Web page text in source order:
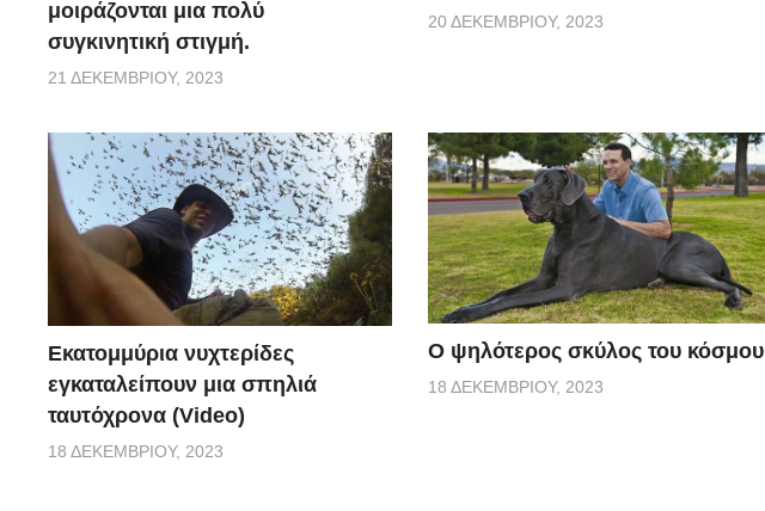
μοιράζονται μια πολύ
συγκινητική στιγμή.
21 ΔΕΚΕΜΒΡΊΟΥ, 2023
20 ΔΕΚΕΜΒΡΊΟΥ, 2023
Εκατομμύρια νυχτερίδες
εγκαταλείπουν μια σπηλιά
ταυτόχρονα (Video)
18 ΔΕΚΕΜΒΡΊΟΥ, 2023
Ο ψηλότερος σκύλος του κόσμου
18 ΔΕΚΕΜΒΡΊΟΥ, 2023